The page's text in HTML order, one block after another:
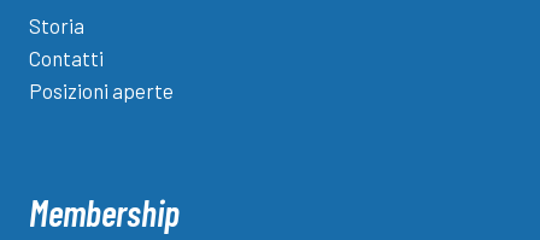
Storia
Contatti
Posizioni aperte
Membership